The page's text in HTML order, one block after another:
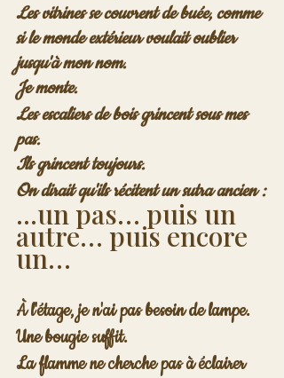
Les vitrines se couvrent de buée, comme
si le monde extérieur voulait oublier
jusqu'à mon nom.
Je monte.
Les escaliers de bois grincent sous mes
pas.
Ils grincent toujours.
On dirait qu'ils récitent un sutra ancien :
...un pas… puis un
autre… puis encore
un…
À l'étage, je n'ai pas besoin de lampe.
Une bougie suffit.
La flamme ne cherche pas à éclairer